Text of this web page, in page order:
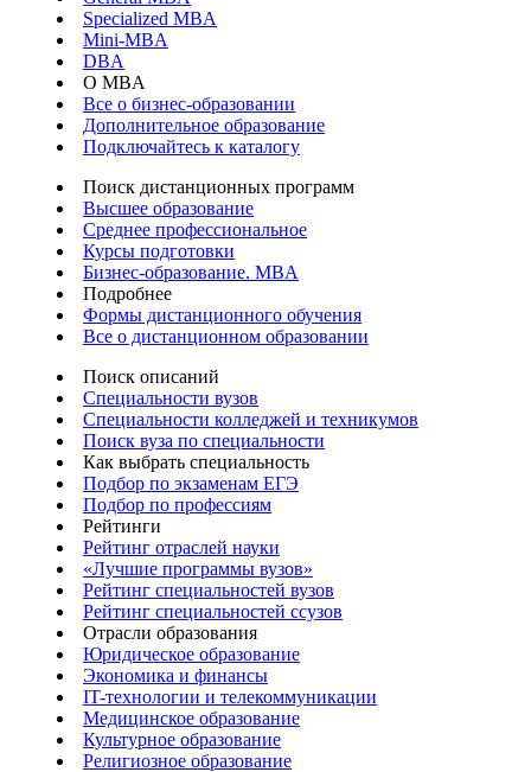
Specialized MBA
Mini-MBA
DBA
О MBA
Все о бизнес-образовании
Дополнительное образование
Подключайтесь к каталогу
Поиск дистанционных программ
Высшее образование
Среднее профессиональное
Курсы подготовки
Бизнес-образование. MBA
Подробнее
Формы дистанционного обучения
Все о дистанционном образовании
Поиск описаний
Специальности вузов
Специальности колледжей и техникумов
Поиск вуза по специальности
Как выбрать специальность
Подбор по экзаменам ЕГЭ
Подбор по профессиям
Рейтинги
Рейтинг отраслей науки
«Лучшие программы вузов»
Рейтинг специальностей вузов
Рейтинг специальностей ссузов
Отрасли образования
Юридическое образование
Экономика и финансы
IT-технологии и телекоммуникации
Медицинское образование
Культурное образование
Религиозное образование